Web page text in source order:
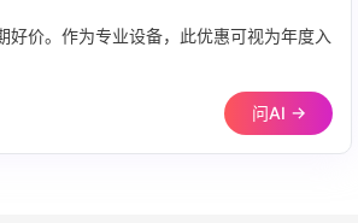
好价。作为专业设备，此优惠可视为年度入
问AI →
Macy's